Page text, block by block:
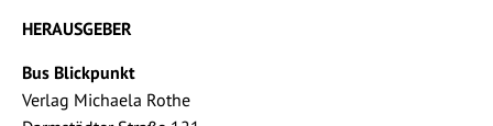
HERAUSGEBER
Bus Blickpunkt
Verlag Michaela Rothe